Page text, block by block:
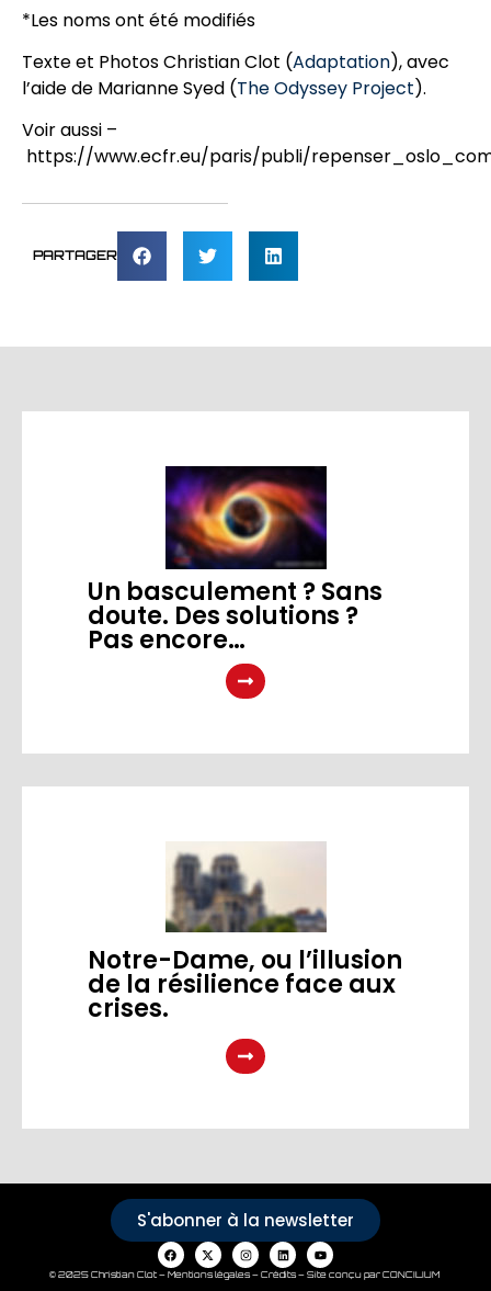
*Les noms ont été modifiés
Texte et Photos Christian Clot (Adaptation), avec
l’aide de Marianne Syed (The Odyssey Project).
Voir aussi –
https://www.ecfr.eu/paris/publi/
PARTAGER
Un basculement ? Sans
doute. Des solutions ?
Pas encore…
Notre-Dame, ou l’illusion
de la résilience face aux
crises.
S'abonner à la newsletter
© 2025 Christian Clot – Mentions légales – Crédits– Site conçu par CONCILIUM